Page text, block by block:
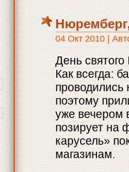
04 Окт 2010 |
День
Как всегда:
проводились
поэтому
уже
позирует на
карусель»
магазинам.